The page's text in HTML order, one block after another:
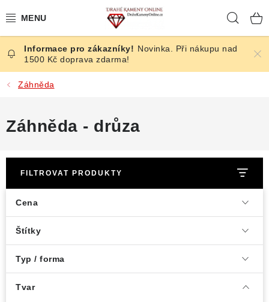
na
ČESKÉ KAMENY
ŠPERKY
SLEVY
ÚČINKY
KRYSTALY
Novinka. Při nákupu nad
1500 Kč doprava zdarma!
Záhněda
Záhněda - drůza
FILTROVAT PRODUKTY
Cena
Štítky
Typ / forma
Tvar